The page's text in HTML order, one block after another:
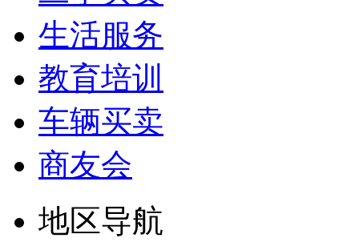
生活服务
教育培训
车辆买卖
商友会
地区导航